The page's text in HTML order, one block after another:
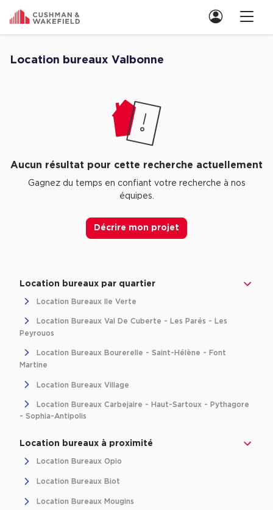
Location de Bureaux à Paris
Location de Bureaux à Lyon
Achat de Bureaux à Paris
Achat de Bureaux à Rennes
Hôtels particuliers
Immeuble indépendant
Immeuble de bureaux avec services
Location bureaux Bellecour - Cordeliers (Lyon)
Nous contacter
Location bureaux Valbonne
Aucun résultat pour cette recherche actuellement
Gagnez du temps en confiant votre recherche à nos
équipes.
Décrire mon projet
Location bureaux par quartier
Location Bureaux Ile Verte
Location Bureaux Val De Cuberte - Les Parés - Les
Peyrouos
Location Bureaux Bourerelle - Saint-Hélène - Font
Martine
Location Bureaux Village
Location Bureaux Carbejaire - Haut-Sartoux - Pythagore
- Sophia-Antipolis
Location bureaux à proximité
Location Bureaux Opio
Location Bureaux Biot
Location Bureaux Mougins